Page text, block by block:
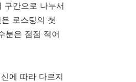
구간으로 나누서
로스팅의 첫
분은 점점 적어
에 따라 다르지